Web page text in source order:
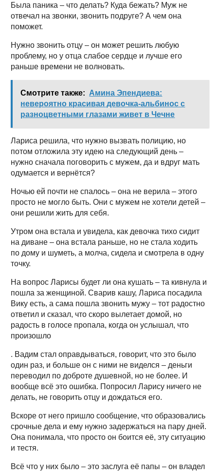
Была паника – что делать? Куда бежать? Муж не
отвечал на звонки, звонить подруге? А чем она
поможет.
Нужно звонить отцу – он может решить любую
проблему, но у отца слабое сердце и лучше его
раньше времени не волновать.
Смотрите также: Амина Эпендиева:
невероятно красивая девочка-альбинос с
разноцветными глазами живет в Чечне
Лариса решила, что нужно вызвать полицию, но
потом отложила эту идею на следующий день –
нужно сначала поговорить с мужем, да и вдруг мать
одумается и вернётся?
Ночью ей почти не спалось – она не верила – этого
просто не могло быть. Они с мужем не хотели детей –
они решили жить для себя.
Утром она встала и увидела, как девочка тихо сидит
на диване – она встала раньше, но не стала ходить
по дому и шуметь, а молча, сидела и смотрела в одну
точку.
На вопрос Ларисы будет ли она кушать – та кивнула и
пошла за женщиной. Сварив кашу, Лариса посадила
Вику есть, а сама пошла звонить мужу – тот радостно
ответил и сказал, что скоро вылетает домой, но
радость в голосе пропала, когда он услышал, что
произошло
. Вадим стал оправдываться, говорит, что это было
один раз, и больше он с ними не виделся – деньги
переводил по доброте душевной, но не более. И
вообще всё это ошибка. Попросил Ларису ничего не
делать, не говорить отцу и дождаться его.
Вскоре от него пришло сообщение, что образовались
срочные дела и ему нужно задержаться на пару дней.
Она понимала, что просто он боится её, эту ситуацию
и тестя.
Всё что у них было – это заслуга её папы – он владел